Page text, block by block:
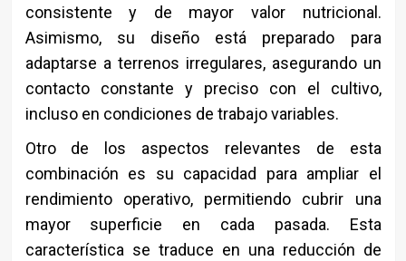
consistente y de mayor valor nutricional.
Asimismo, su diseño está preparado para
adaptarse a terrenos irregulares, asegurando un
contacto constante y preciso con el cultivo,
incluso en condiciones de trabajo variables.
Otro de los aspectos relevantes de esta
combinación es su capacidad para ampliar el
rendimiento operativo, permitiendo cubrir una
mayor superficie en cada pasada. Esta
característica se traduce en una reducción de